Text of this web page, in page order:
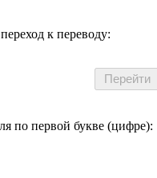
к переводу:
по первой букве (цифре):